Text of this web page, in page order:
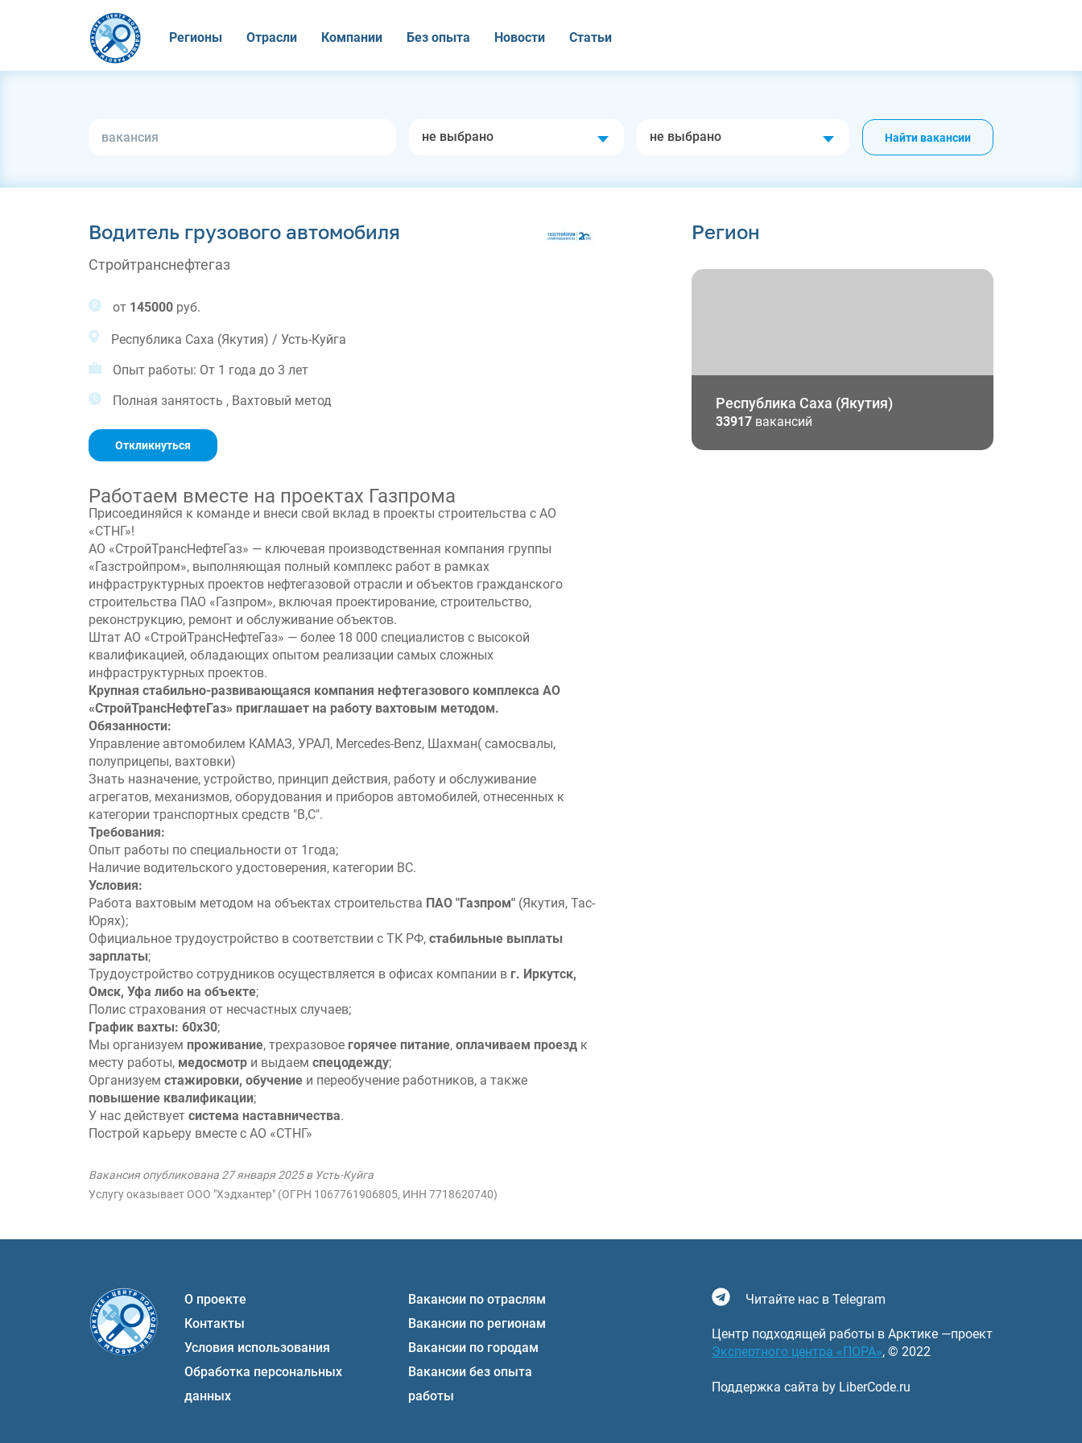
Регионы Отрасли Компании Без опыта Новости Статьи
не выбрано не выбрано Найти вакансии
Водитель грузового автомобиля
Стройтранснефтегаз
от 145000 руб.
Республика Саха (Якутия) / Усть-Куйга
Опыт работы: От 1 года до 3 лет
Полная занятость , Вахтовый метод
Откликнуться
Работаем вместе на проектах Газпрома
Присоединяйся к команде и внеси свой вклад в проекты строительства с АО
«СТНГ»!
АО «СтройТрансНефтеГаз» — ключевая производственная компания группы
«Газстройпром», выполняющая полный комплекс работ в рамках
инфраструктурных проектов нефтегазовой отрасли и объектов гражданского
строительства ПАО «Газпром», включая проектирование, строительство,
реконструкцию, ремонт и обслуживание объектов.
Штат АО «СтройТрансНефтеГаз» — более 18 000 специалистов с высокой
квалификацией, обладающих опытом реализации самых сложных
инфраструктурных проектов.
Крупная стабильно-развивающаяся компания нефтегазового комплекса АО
«СтройТрансНефтеГаз» приглашает на работу вахтовым методом.
Обязанности:
Управление автомобилем КАМАЗ, УРАЛ, Mercedes-Benz, Шахман( самосвалы,
полуприцепы, вахтовки)
Знать назначение, устройство, принцип действия, работу и обслуживание
агрегатов, механизмов, оборудования и приборов автомобилей, отнесенных к
категории транспортных средств "В,С".
Требования:
Опыт работы по специальности от 1года;
Наличие водительского удостоверения, категории ВС.
Условия:
Работа вахтовым методом на объектах строительства ПАО "Газпром" (Якутия, Тас-
Юрях);
Официальное трудоустройство в соответствии с ТК РФ, стабильные выплаты
зарплаты;
Трудоустройство сотрудников осуществляется в офисах компании в г. Иркутск,
Омск, Уфа либо на объекте;
Полис страхования от несчастных случаев;
График вахты: 60х30;
Мы организуем проживание, трехразовое горячее питание, оплачиваем проезд к
месту работы, медосмотр и выдаем спецодежду;
Организуем стажировки, обучение и переобучение работников, а также
повышение квалификации;
У нас действует система наставничества.
Построй карьеру вместе с АО «СТНГ»
Вакансия опубликована 27 января 2025 в Усть-Куйга
Услугу оказывает ООО "Хэдхантер" (ОГРН 1067761906805, ИНН 7718620740)
Регион
Республика Саха (Якутия)
33917 вакансий
О проекте
Контакты
Условия использования
Обработка персональных
данных
Вакансии по отраслям
Вакансии по регионам
Вакансии по городам
Вакансии без опыта
работы
Читайте нас в Telegram
Центр подходящей работы в Арктике —проект
Экспертного центра «ПОРА», © 2022
Поддержка сайта by LiberCode.ru